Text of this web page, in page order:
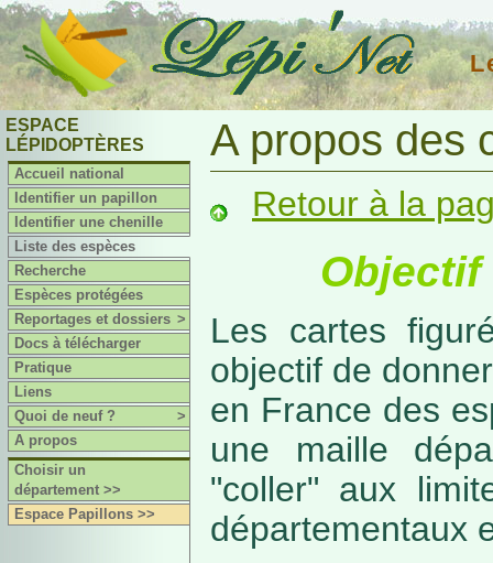
ESPACE
LÉPIDOPTÈRES
Accueil national
Identifier un papillon
Identifier une chenille
Liste des espèces
Recherche
Espèces protégées
Reportages et dossiers >
Docs à télécharger
Pratique
Liens
Quoi de neuf ?
>
A propos
Choisir un
département >>
Espace Papillons >>
A propos des
Retour à la
Objectif
Les cartes
objectif de
en France des
une maille
"coller" aux
départementaux